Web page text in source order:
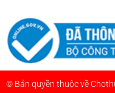
© Bản quyền thuộc về